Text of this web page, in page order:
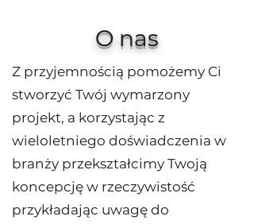
O nas
Z przyjemnością pomożemy Ci
stworzyć Twój wymarzony
projekt, a korzystając z
wieloletniego doświadczenia w
branży przekształcimy Twoją
koncepcję w rzeczywistość
przykładając uwagę do